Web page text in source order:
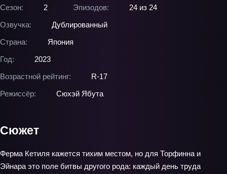
Сезон: 2 Эпизодов:
24 из 24
Озвучка:
Дублированный
Страна:
Япония
Год:
2023
Возрастной рейтинг:
R-17
Режиссёр:
Сюхэй Ябута
Сюжет
Ферма Кетиля кажется тихим местом, но для Торфинна и
Эйнара это поле битвы другого рода: каждый день труда